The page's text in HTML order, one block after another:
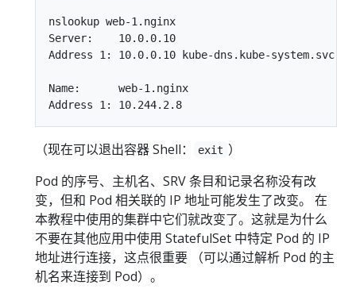
nslookup web-1.nginx
Server:    10.0.0.10
Address 1: 10.0.0.10 kube-dns.kube-
Name:      web-1.nginx
（现在可以退出容器 Shell： exit ）
Pod 的序号、主机名、SRV 条目和记录名称没有改
变，但和 Pod 相关联的 IP 地址可能发生了改变。 在
本教程中使用的集群中它们就改变了。这就是为什么
不要在其他应用中使用 StatefulSet 中特定 Pod 的 IP
地址进行连接，这点很重要 （可以通过解析 Pod 的主
机名来连接到 Pod）。